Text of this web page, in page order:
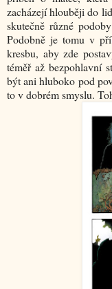
zacházejí hlouběji do
skutečně různé
Podobně je tomu v
kresbu, aby zde
téměř až bezpohlavní
být ani hluboko pod
to v dobrém smyslu.